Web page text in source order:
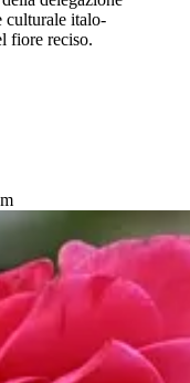
culturale italo-
fiore reciso.